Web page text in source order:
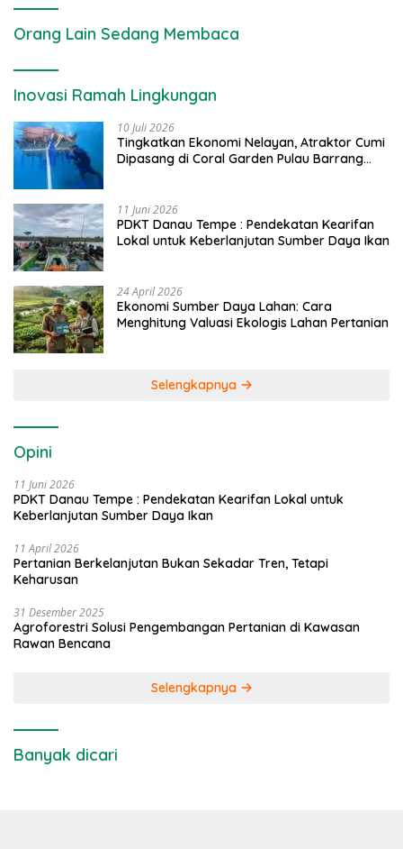
Orang Lain Sedang Membaca
Inovasi Ramah Lingkungan
10 Juli 2026
Tingkatkan Ekonomi Nelayan, Atraktor Cumi
Dipasang di Coral Garden Pulau Barrang
11 Juni 2026
PDKT Danau Tempe : Pendekatan Kearifan
Lokal untuk Keberlanjutan Sumber Daya Ikan
24 April 2026
Ekonomi Sumber Daya Lahan: Cara
Menghitung Valuasi Ekologis Lahan Pertanian
Selengkapnya
Opini
11 Juni 2026
PDKT Danau Tempe : Pendekatan Kearifan Lokal untuk
Keberlanjutan Sumber Daya Ikan
11 April 2026
Pertanian Berkelanjutan Bukan Sekadar Tren, Tetapi
Keharusan
31 Desember 2025
Agroforestri Solusi Pengembangan Pertanian di Kawasan
Rawan Bencana
Selengkapnya
Banyak dicari